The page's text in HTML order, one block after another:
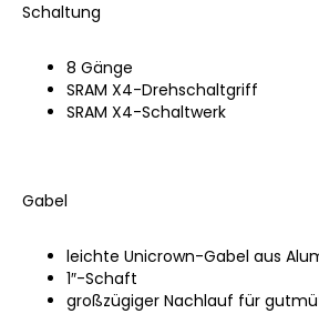
Schaltung
8 Gänge
SRAM X4-Drehschaltgriff
SRAM X4-Schaltwerk
Gabel
leichte Unicrown-Gabel aus
1″-Schaft
großzügiger Nachlauf für